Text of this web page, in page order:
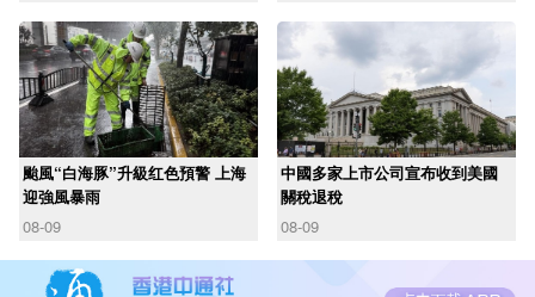
颱風“白海豚”升級红色預警 上海
迎強風暴雨
08-09
中國多家上市公司宣布收到美國
關稅退稅
08-09